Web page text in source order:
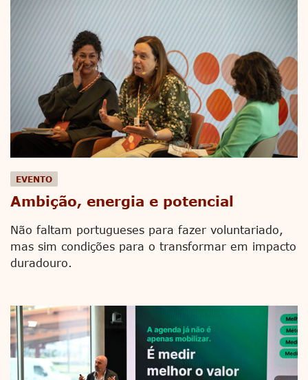
EVENTO
Ambição, energia e potencial
Não faltam portugueses para fazer voluntariado,
mas sim condições para o transformar em impacto
duradouro.